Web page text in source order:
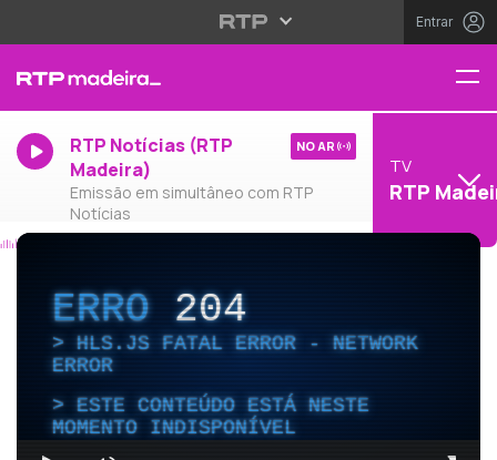
Entrar
RTP Notícias (RTP
Madeira)
Emissão em simultâneo com RTP
Notícias
NO AR
TV
RTP
ERRO204
HLS.JS FATAL ERROR - NETWORK
ERROR
ESTE CONTEÚDO ESTÁ NESTE
MOMENTO INDISPONÍVEL